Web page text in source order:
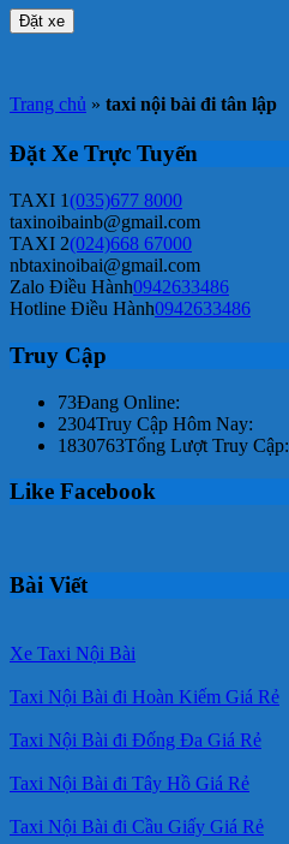
Trang chủ » taxi nội bài đi tân lập
Đặt Xe Trực Tuyến
TAXI 1(035)677 8000
taxinoibainb@gmail.com
TAXI 2(024)668 67000
nbtaxinoibai@gmail.com
Zalo Điều Hành0942633486
Hotline Điều Hành0942633486
Truy Cập
73Đang Online:
2304Truy Cập Hôm Nay:
1830763Tổng Lượt Truy Cập:
Like Facebook
Bài Viết
Xe Taxi Nội Bài
Taxi Nội Bài đi Hoàn Kiếm Giá Rẻ
Taxi Nội Bài đi Đống Đa Giá Rẻ
Taxi Nội Bài đi Tây Hồ Giá Rẻ
Taxi Nội Bài đi Cầu Giấy Giá Rẻ